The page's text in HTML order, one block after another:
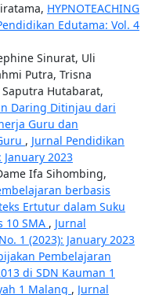
HYPNOTEACHING
Edutama: Vol. 4
Sinurat, Uli
Putra, Trisna
Hutabarat,
Daring Ditinjau dari
Guru dan
, Jurnal Pendidikan
January 2023
Ifa Sihombing,
berbasis
Ertutur dalam Suku
10 SMA , Jurnal
1 (2023): January 2023
Pembelajaran
di SDN Kauman 1
1 Malang , Jurnal